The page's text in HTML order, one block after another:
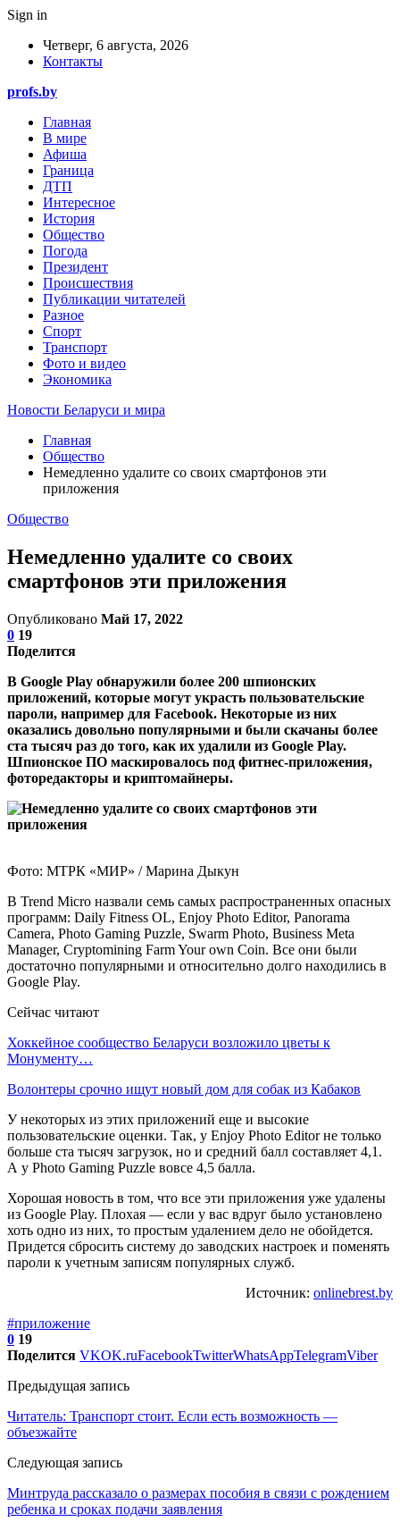
Sign in
Четверг, 6 августа, 2026
Контакты
profs.by
Главная
В мире
Афиша
Граница
ДТП
Интересное
История
Общество
Погода
Президент
Происшествия
Публикации читателей
Разное
Спорт
Транспорт
Фото и видео
Экономика
Новости Беларуси и мира
Главная
Общество
Немедленно удалите со своих смартфонов эти
приложения
Общество
Немедленно удалите со своих
смартфонов эти приложения
Опубликовано Май 17, 2022
0 19
Поделится
В Google Play обнаружили более 200 шпионских
приложений, которые могут украсть пользовательские
пароли, например для Facebook. Некоторые из них
оказались довольно популярными и были скачаны более
ста тысяч раз до того, как их удалили из Google Play.
Шпионское ПО маскировалось под фитнес-приложения,
фоторедакторы и криптомайнеры.
Фото: МТРК «МИР» / Марина Дыкун
В Trend Micro назвали семь самых распространенных опасных
программ: Daily Fitness OL, Enjoy Photo Editor, Panorama
Camera, Photo Gaming Puzzle, Swarm Photo, Business Meta
Manager, Cryptomining Farm Your own Coin. Все они были
достаточно популярными и относительно долго находились в
Google Play.
Сейчас читают
Хоккейное сообщество Беларуси возложило цветы к
Монументу…
Волонтеры срочно ищут новый дом для собак из Кабаков
У некоторых из этих приложений еще и высокие
пользовательские оценки. Так, у Enjoy Photo Editor не только
больше ста тысяч загрузок, но и средний балл составляет 4,1.
А у Photo Gaming Puzzle вовсе 4,5 балла.
Хорошая новость в том, что все эти приложения уже удалены
из Google Play. Плохая — если у вас вдруг было установлено
хоть одно из них, то простым удалением дело не обойдется.
Придется сбросить систему до заводских настроек и поменять
пароли к учетным записям популярных служб.
Источник: onlinebrest.by
#приложение
0 19
Поделится VKOK.ruFacebookTwitterWhatsAppTelegramViber
Предыдущая запись
Читатель: Транспорт стоит. Если есть возможность —
объезжайте
Следующая запись
Минтруда рассказало о размерах пособия в связи с рождением
ребенка и сроках подачи заявления